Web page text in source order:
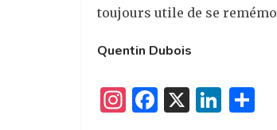
toujours utile de se
Quentin Dubois
I
F
X
Li